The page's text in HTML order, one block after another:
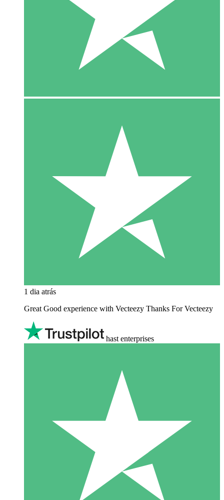
1 dia atrás
Great Good experience with Vecteezy Thanks For Vecteezy
hast enterprises